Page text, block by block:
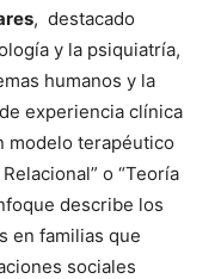
, destacado
y la psiquiatría,
humanos y la
experiencia clínica
modelo terapéutico
o “Teoría
describe los
en familias que
sociales